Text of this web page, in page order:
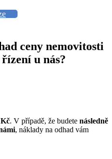
ceny nemovitosti
u nás?
. V případě, že budete následně
, náklady na odhad vám